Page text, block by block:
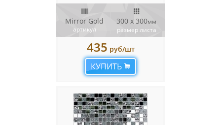
Mirror Gold
артикул
300 x 300мм
размер листа
435 руб/шт
КУПИТЬ